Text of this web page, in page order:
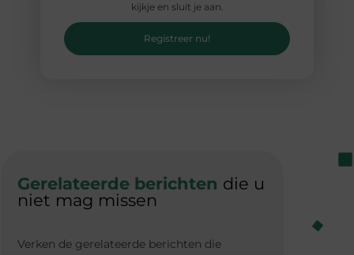
kijkje en sluit je aan.
Registreer nu!
Gerelateerde berichten die u
niet mag missen
Verken de gerelateerde berichten die